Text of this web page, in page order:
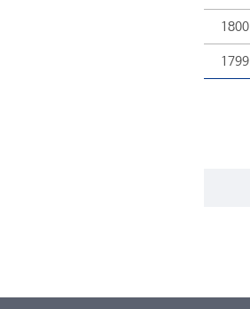
1800
1799